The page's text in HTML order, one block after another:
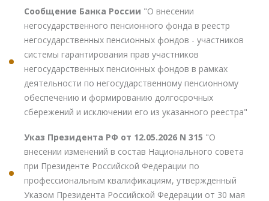
Сообщение Банка России "О внесении
негосударственного пенсионного фонда в реестр
негосударственных пенсионных фондов - участников
системы гарантирования прав участников
негосударственных пенсионных фондов в рамках
деятельности по негосударственному пенсионному
обеспечению и формированию долгосрочных
сбережений и исключении его из указанного реестра"
Указ Президента РФ от 12.05.2026 N 315 "О
внесении изменений в состав Национального совета
при Президенте Российской Федерации по
профессиональным квалификациям, утвержденный
Указом Президента Российской Федерации от 30 мая